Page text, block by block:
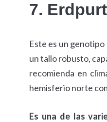
7. Erdpurt
Este es un
un tallo robusto,
recomienda en
hemisferio norte
Es una de las